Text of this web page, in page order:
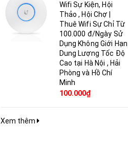
Wifi Sự Kiện, Hội
Thảo , Hội Chợ |
Thuê Wifi Sự Chỉ Từ
100.000 đ/Ngày Sử
Dụng Không Giới Hạn
Dung Lượng Tốc Độ
Cao tại Hà Nội , Hải
Phòng và Hồ Chí
Minh
100.000₫
Xem thêm